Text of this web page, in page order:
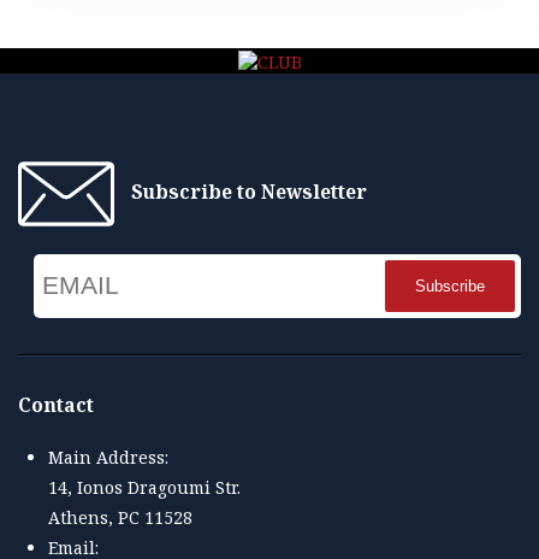
Subscribe to Newsletter
Name
Contact
Main Address:
14, Ionos Dragoumi Str.
Athens, PC 11528
Email: